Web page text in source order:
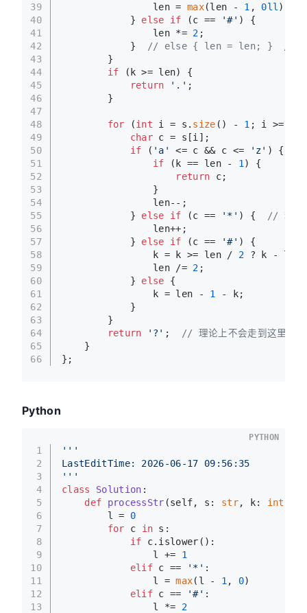
39
40
41
42
43
44
45
46
47
48
49
50
51
52
53
54
55
56
57
58
59
60
61
62
63
64
65
66
                len =
max(len - 1 , 0ll );
            }
else if (c == '#' ) {
                len *=
2 ;
            }
// else { len = len; }  //
        }
if (k >= len) {
return
'.' ;
        }
for (int i = s. size () - 1 ; i >=
char c = s[i];
if ( 'a' <= c && c <= 'z' ) {
if (k == len - 1 ) {
return c;
                }
                len--;
            }
else if (c == '*' ) {
// 若是
                len++;
            }
else if (c == '#' ) {
                k = k >= len /
2 ? k -
                len /=
2 ;
            }
else {
                k = len -
1
- k;
            }
        }
return
'?' ;
// 理论上不会走到这里
    }
};
Python
1
2
3
4
5
6
7
8
9
10
11
12
13
'''
LastEditTime: 2026-06-17 09:56:35
'''
class
Solution :
def
processStr (self, s: str, k: int
        l =
0
for c in s:
if c.islower():
                l +=
1
elif c == '*' :
                l =
max(l - 1 , 0)
elif c == '#' :
                l *=
2
PYTHON